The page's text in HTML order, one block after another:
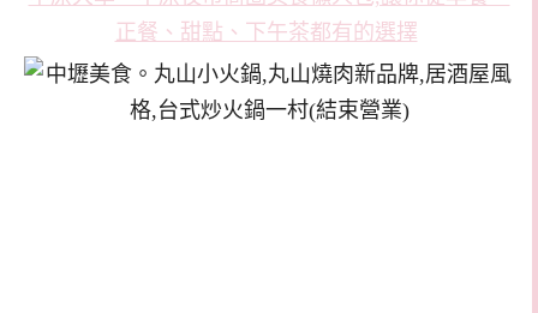
正餐、甜點、下午茶都有的選擇